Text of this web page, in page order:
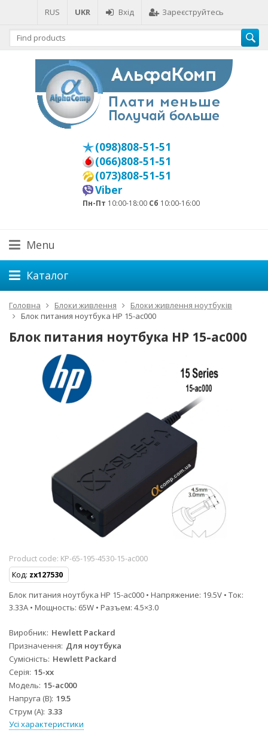
RUS UKR Вхід Зареєструйтесь
(098)808-51-51
(066)808-51-51
(073)808-51-51
Viber
Пн-Пт 10:00-18:00 Сб 10:00-16:00
Menu
Каталог
Головна Блоки живлення
Блоки живлення ноутбуків
Блок питания ноутбука HP 15-ac000
Блок питания ноутбука HP 15-ac000
Product code: KP-65-195-4530-15-ac000
Код: zx127530
Блок питания ноутбука HP 15-ac000 • Напряжение: 19.5V • Ток:
3.33A • Мощность: 65W • Разъем: 4.5×3.0
Виробник Hewlett Packard
Призначення Для ноутбука
Сумісність Hewlett Packard
Серія 15-xx
Модель 15-ac000
Напруга (В) 19.5
Струм (А) 3.33
Усі характеристики